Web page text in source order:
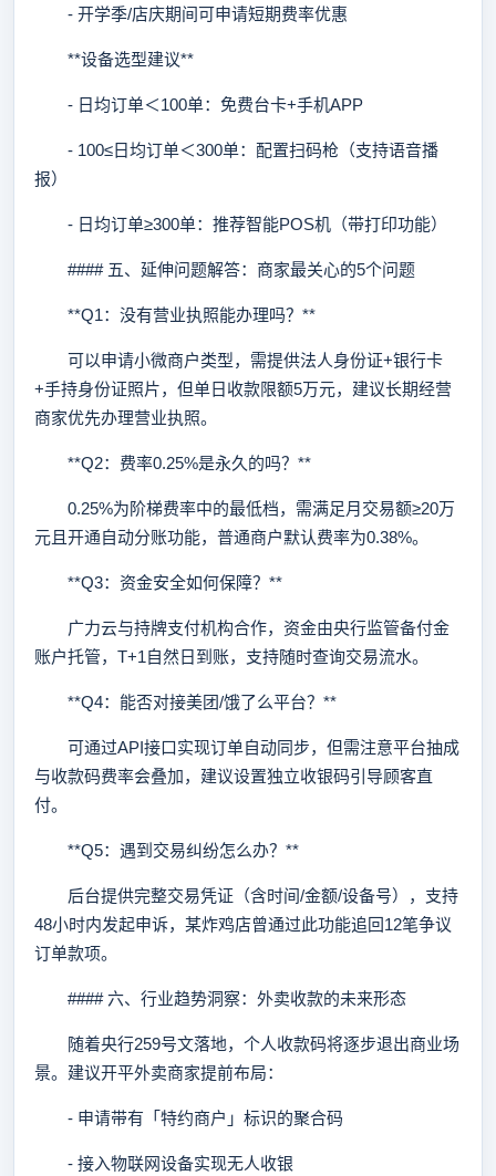
- 开学季/店庆期间可申请短期费率优惠
**设备选型建议**
- 日均订单＜100单：免费台卡+手机APP
- 100≤日均订单＜300单：配置扫码枪（支持语音播
报）
- 日均订单≥300单：推荐智能POS机（带打印功能）
#### 五、延伸问题解答：商家最关心的5个问题
**Q1：没有营业执照能办理吗？**
可以申请小微商户类型，需提供法人身份证+银行卡
+手持身份证照片，但单日收款限额5万元，建议长期经营
商家优先办理营业执照。
**Q2：费率0.25%是永久的吗？**
0.25%为阶梯费率中的最低档，需满足月交易额≥20万
元且开通自动分账功能，普通商户默认费率为0.38%。
**Q3：资金安全如何保障？**
广力云与持牌支付机构合作，资金由央行监管备付金
账户托管，T+1自然日到账，支持随时查询交易流水。
**Q4：能否对接美团/饿了么平台？**
可通过API接口实现订单自动同步，但需注意平台抽成
与收款码费率会叠加，建议设置独立收银码引导顾客直
付。
**Q5：遇到交易纠纷怎么办？**
后台提供完整交易凭证（含时间/金额/设备号），支持
48小时内发起申诉，某炸鸡店曾通过此功能追回12笔争议
订单款项。
#### 六、行业趋势洞察：外卖收款的未来形态
随着央行259号文落地，个人收款码将逐步退出商业场
景。建议开平外卖商家提前布局：
- 申请带有「特约商户」标识的聚合码
- 接入物联网设备实现无人收银